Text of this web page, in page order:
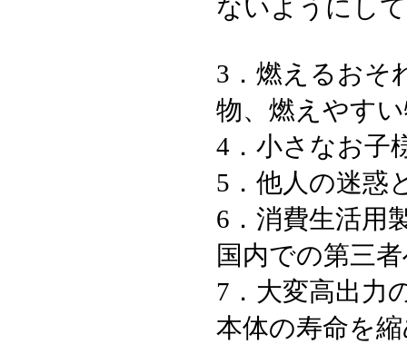
ないようにし
3．燃えるおそ
物、燃えやす
4．小さなお子
5．他人の迷惑
6．消費生活用
国内での第三
7．大変高出力
本体の寿命を